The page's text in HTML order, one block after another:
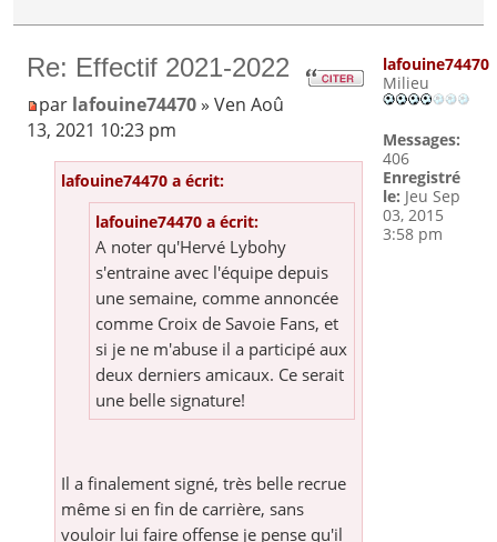
Re: Effectif 2021-2022
par lafouine74470» Ven Aoû
13, 2021 10:23 pm
lafouine74470 a écrit:
lafouine74470 a écrit:
A noter qu'Hervé Lybohy
s'entraine avec l'équipe depuis
une semaine, comme annoncée
comme Croix de Savoie Fans, et
si je ne m'abuse il a participé aux
deux derniers amicaux. Ce serait
une belle signature!
Il a finalement signé, très belle recrue
même si en fin de carrière, sans
vouloir lui faire offense je pense qu'il
lafouine74470
Milieu
Messages:
406
Enregistré
le: Jeu Sep
03, 2015
3:58 pm